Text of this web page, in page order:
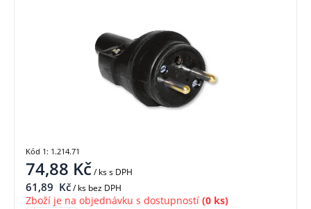
74,88 Kč/ kss DPH
61,89 Kč/ ks bez DPH
Zboží je na objednávku s dostupností (0 ks)
Kód 1: 1.214.71